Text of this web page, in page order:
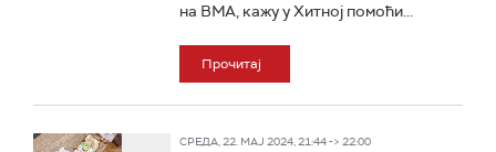
на ВМА, кажу у Хитној помоћи...
Прочитај
СРЕДА, 22. МАЈ 2024, 21:44 -> 22:00